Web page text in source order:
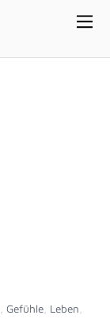
,Gefühle, Leben,